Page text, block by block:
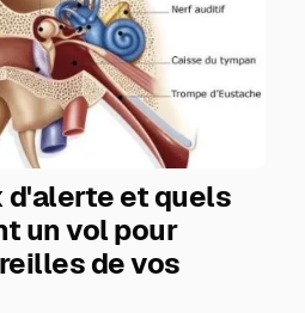
d'alerte et quels
un vol pour
de vos